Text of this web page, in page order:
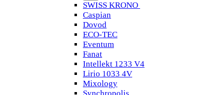
SWISS KRONO
Caspian
Dovod
ECO-TEC
Eventum
Fanat
Intellekt 1233 V4
Lirio 1033 4V
Mixology